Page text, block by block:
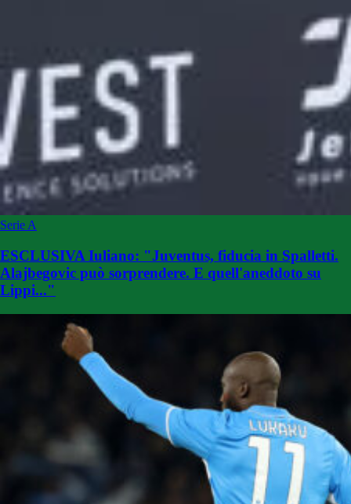
Serie A
ESCLUSIVA Iuliano: "Juventus, fiducia in Spalletti.
Alajbegovic può sorprendere. E quell'aneddoto su
Lippi..."